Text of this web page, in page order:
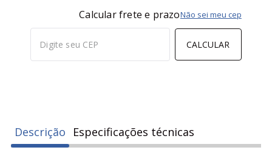
Calcular frete e prazo
CALCULAR
Não sei meu cep
Descrição Especificações técnicas